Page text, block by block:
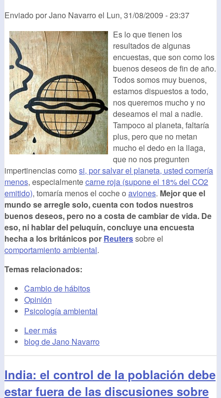
Enviado porJano Navarro el Lun, 31/08/2009 - 23:37
Es lo que tienen los
resultados de algunas
encuestas, que son como los
buenos deseos de fin de año.
Todos somos muy buenos,
estamos dispuestos a todo,
nos queremos mucho y no
deseamos el mal a nadie.
Tampoco al planeta, faltaría
plus, pero que no metan
mucho el dedo en la llaga,
que no nos pregunten
impertinencias como si, por salvar el planeta, usted comería
menos, especialmentecarne roja (supone el 18% del CO2
emitido), tomaría menos el coche o aviones. Mejor que el
mundo se arregle solo, cuenta con todos nuestros
buenos deseos, pero no a costa de cambiar de vida. De
eso, ni hablar del peluquín, concluye una encuesta
hecha a los británicos por Reuterssobre el
comportamiento ambiental.
Temas relacionados:
Cambio de hábitos
Opinión
Psicología ambiental
Leer más
blog de Jano Navarro
India: el control de la población debe
estar fuera de las discusiones sobre